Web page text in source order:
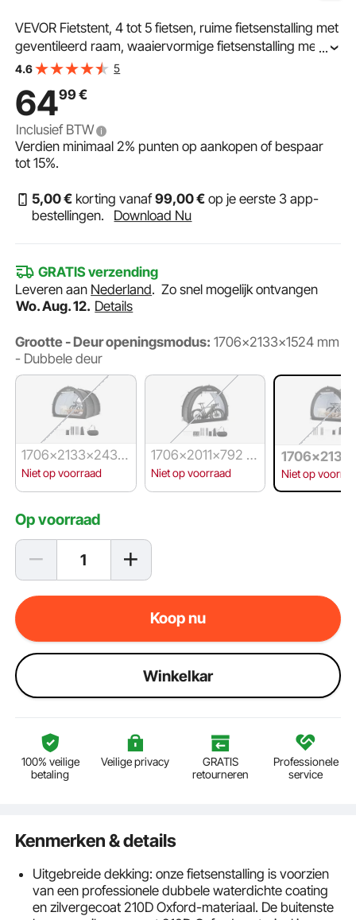
VEVOR Fietstent, 4 tot 5 fietsen, ruime fietsenstalling met
geventileerd raam, waaiervormige fietsenstalling met
zeer sterke glasvezel en dubbele deur,
...
4.6 5
6499€
Inclusief BTW
Verdien minimaal2% punten op aankopen of bespaar
tot15%.
5,00€ korting vanaf99,00€ op je eerste 3 app-
bestellingen.
Download Nu
GRATIS verzending
Leveren aan Nederland.Zo snel mogelijk ontvangen
Wo. Aug. 12. Details
Grootte - Deur openingsmodus: 1706x2133x1524 mm
- Dubbele deur
1706x2133x2438
mm - Dubbele deu
Niet op voorraad
1706x2011x792 m
m - Dubbele deur
Niet op voorraad
4 mm -
Niet op
Op voorraad
Koop nu
Winkelkar
100% veilige
betaling
Veilige privacy
GRATIS
retourneren
Professionele
service
Kenmerken & details
Uitgebreide dekking: onze fietsenstalling is voorzien
van een professionele dubbele waterdichte coating
en zilvergecoat 210D Oxford-materiaal. De buitenste